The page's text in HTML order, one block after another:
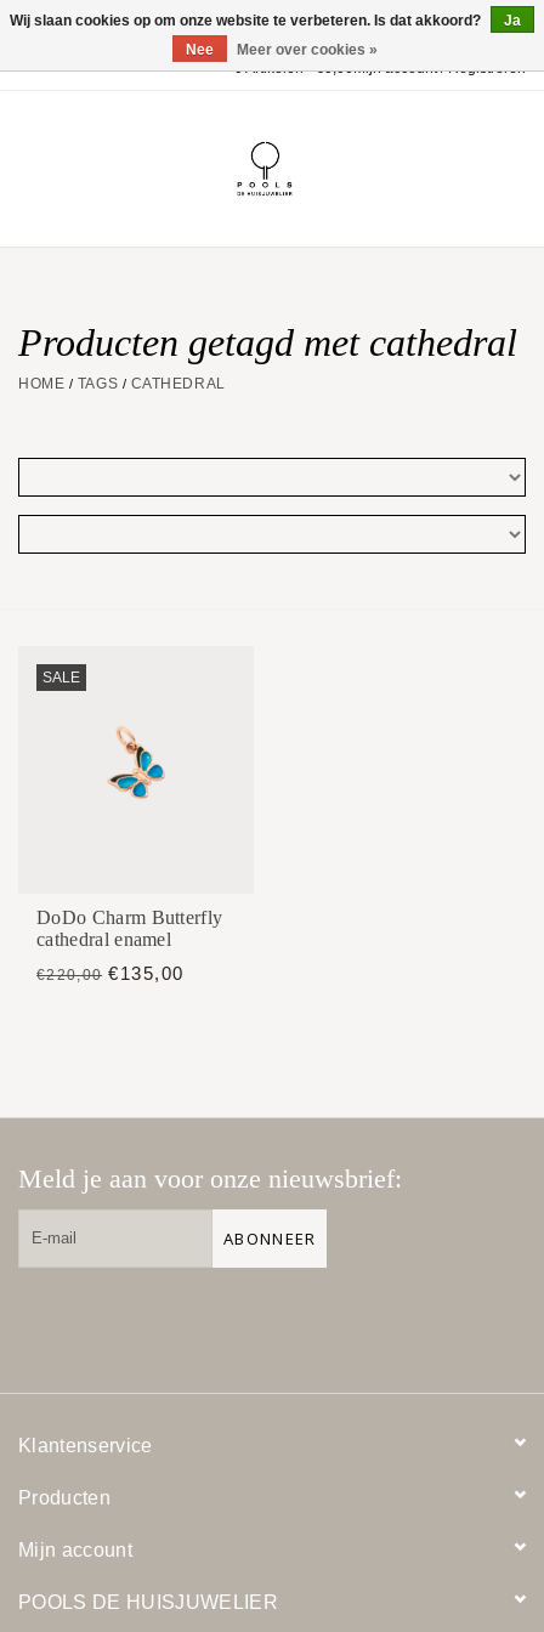
0 Artikelen - €0,00Mijn account / Registreren
Huwelijk
Aanbiedingen
Producten getagd met cathedral
HOME / TAGS / CATHEDRAL
SALE
DoDo Charm Butterfly
cathedral enamel
€220,00 €135,00
Meld je aan voor onze nieuwsbrief:
ABONNEER
Klantenservice
Producten
Mijn account
POOLS DE HUISJUWELIER
Wij slaan cookies op om onze website te verbeteren. Is dat akkoord?
Ja
Nee
Meer over cookies »